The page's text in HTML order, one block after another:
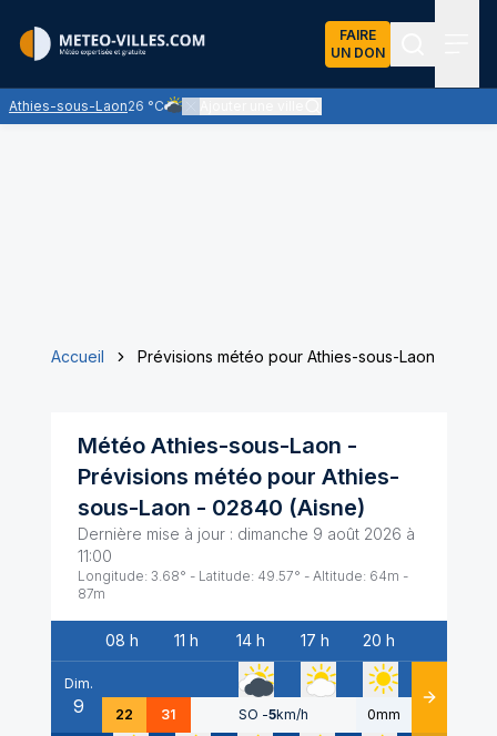
FAIRE
UN DON
Athies-sous-Laon26 °C
Ciel très nuageux - les nuages l'emportent sur les
Accueil Prévisions météo pour Athies-sous-Laon
Météo Athies-sous-Laon -
Prévisions météo pour Athies-
sous-Laon - 02840 (Aisne)
Dernière mise à jour : dimanche 9 août 2026 à
11:00
Longitude: 3.68° - Latitude: 49.57° - Altitude: 64m -
87m
Date
08 h 11 h 14 h 17 h 20 h
Dim.
9 22 31 SO -5km/h 0mm Détails